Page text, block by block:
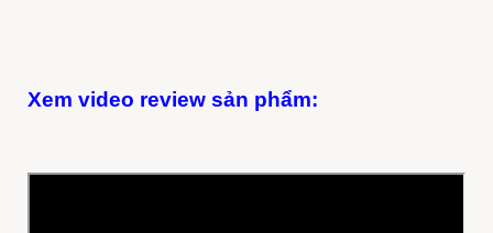
Xem video review sản phẩm: